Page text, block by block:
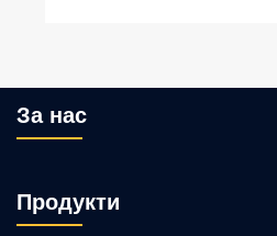
За нас
Продукти